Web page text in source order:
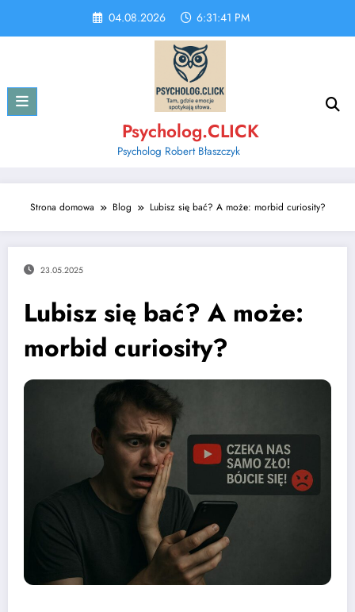
content
04.08.2026 6:31:42 PM
Psycholog.CLICK
Psycholog Robert Błaszczyk
Strona domowa Blog Lubisz się bać? A może: morbid curiosity?
23.05.2025
Lubisz się bać? A może:
morbid curiosity?